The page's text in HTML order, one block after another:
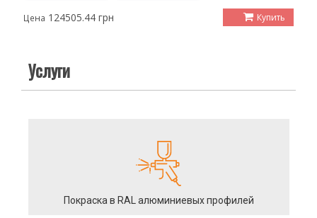
Цена 124505.44 грн Купить
Услуги
Покраска в RAL алюминиевых профилей